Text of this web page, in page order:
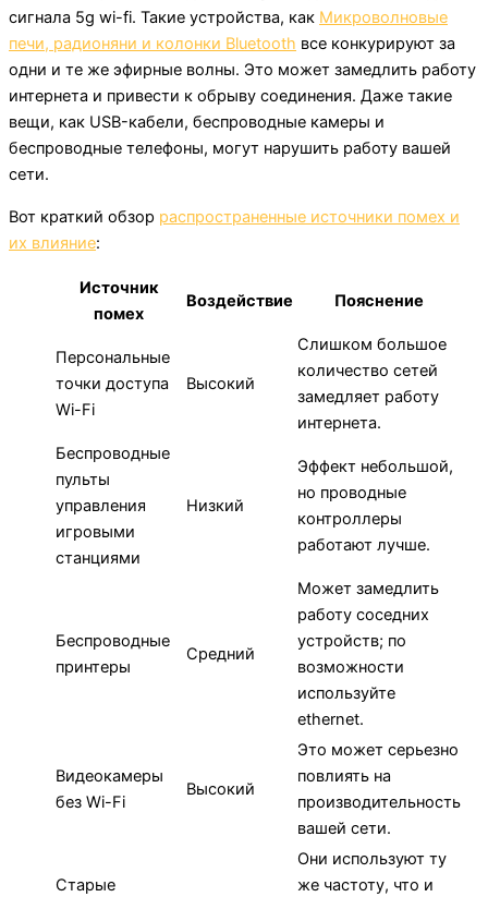
сигнала 5g wi-fi. Такие устройства, как Микроволновые
печи, радионяни и колонки Bluetooth все конкурируют за
одни и те же эфирные волны. Это может замедлить работу
интернета и привести к обрыву соединения. Даже такие
вещи, как USB-кабели, беспроводные камеры и
беспроводные телефоны, могут нарушить работу вашей
сети.
Вот краткий обзор распространенные источники помех и
их влияние:
Источник
помех
Воздействие Пояснение
Персональные
точки доступа
Wi-Fi
Высокий
Слишком большое
количество сетей
замедляет работу
интернета.
Беспроводные
пульты
управления
игровыми
станциями
Низкий
Эффект небольшой,
но проводные
контроллеры
работают лучше.
Беспроводные
принтеры
Средний
Может замедлить
работу соседних
устройств; по
возможности
используйте
ethernet.
Видеокамеры
без Wi-Fi
Высокий
Это может серьезно
повлиять на
производительность
вашей сети.
Старые
Они используют ту
же частоту, что и